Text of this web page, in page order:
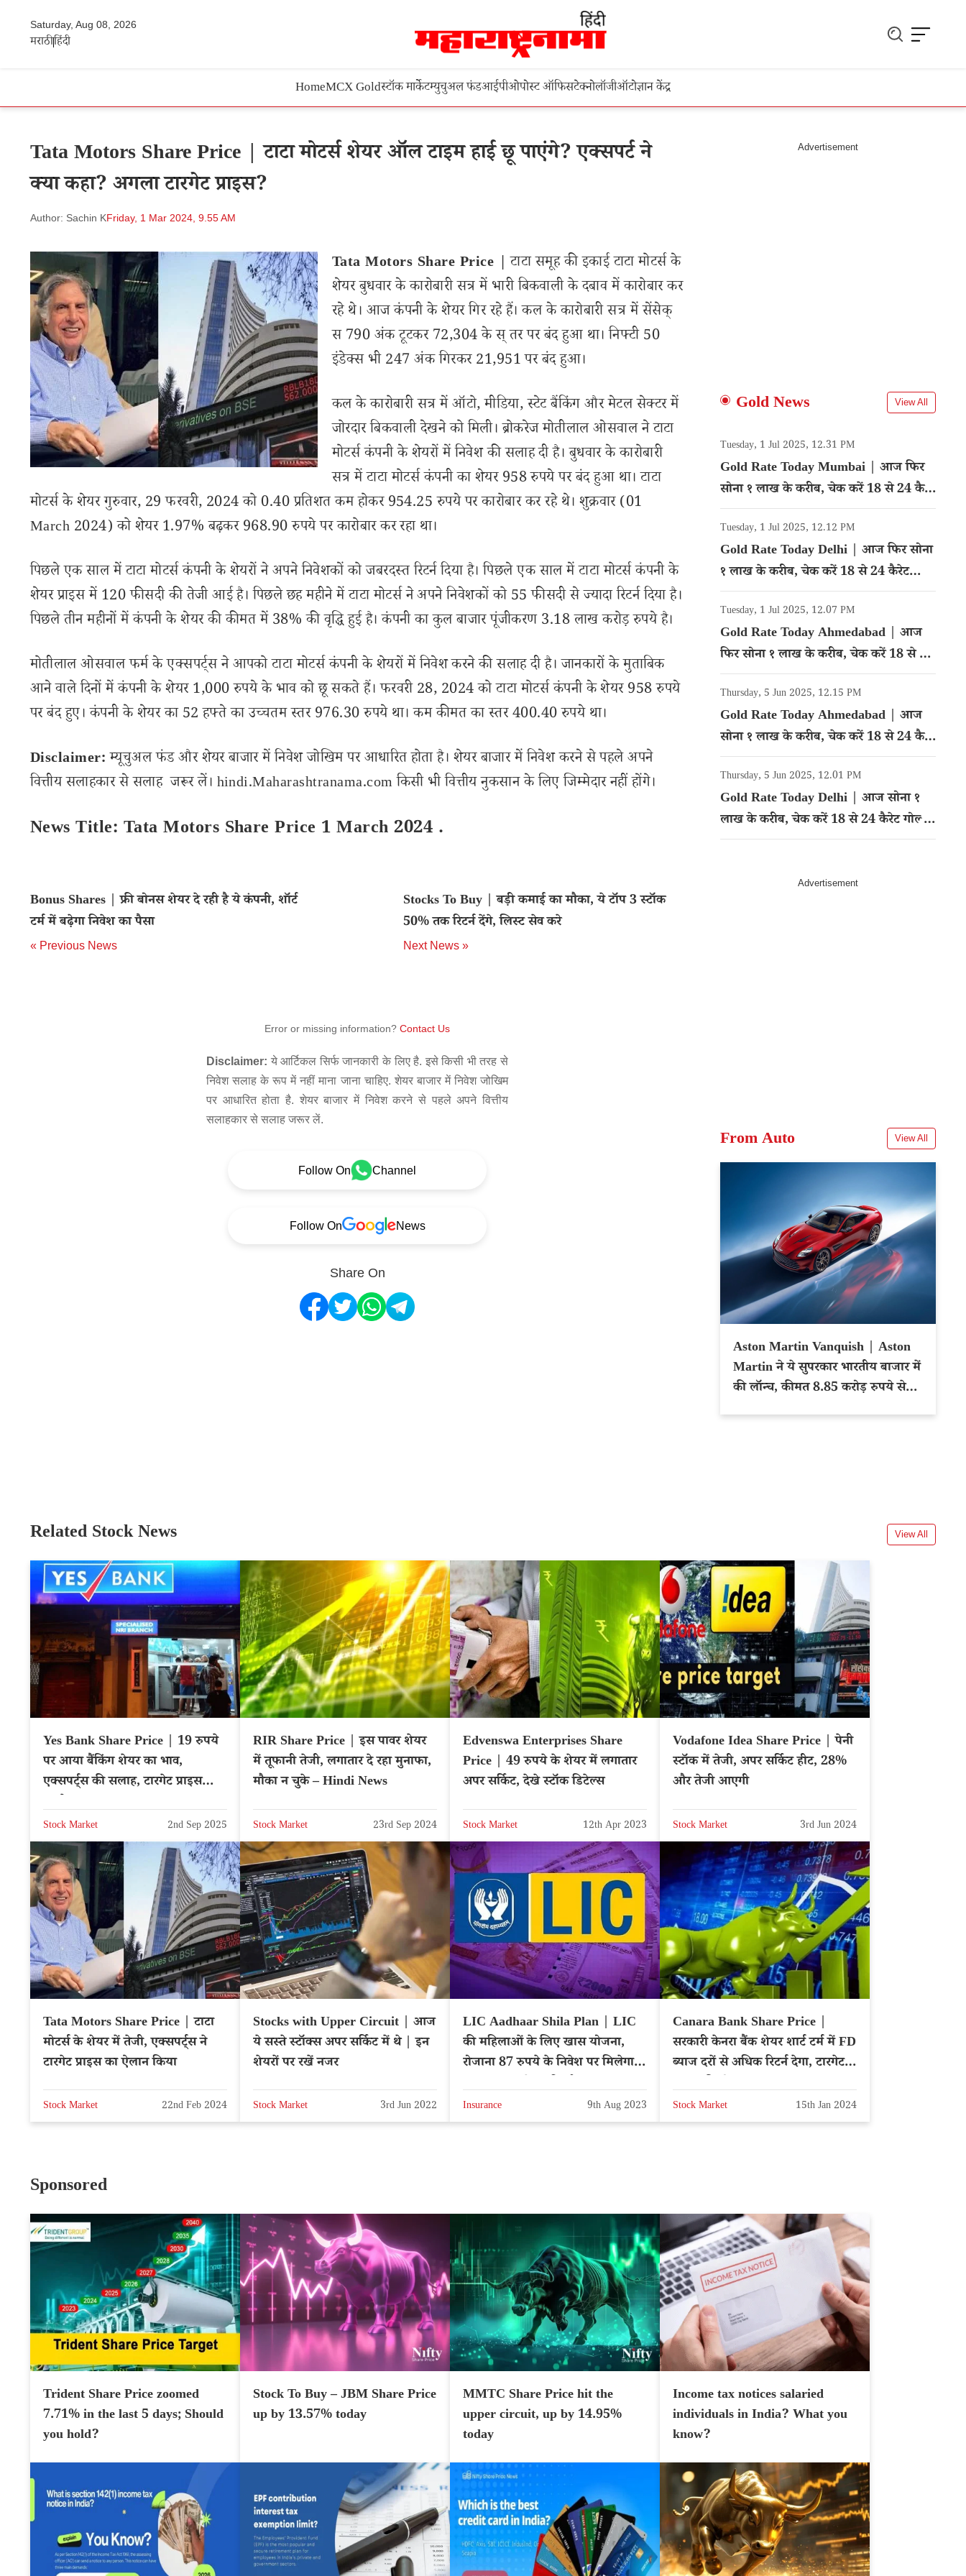
Saturday, Aug 08, 2026
मराठीहिंदी
HomeMCX Goldस्टॉक मार्केटम्युचुअल फंडआईपीओपोस्ट ऑफिसटेक्नोलॉजीऑटोज्ञान केंद्र
Tata Motors Share Price | टाटा मोटर्स शेयर ऑल टाइम हाई छू पाएंगे? एक्सपर्ट ने
क्या कहा? अगला टारगेट प्राइस?
Author: Sachin KFriday, 1 Mar 2024, 9.55 AM
Tata Motors Share Price | टाटा समूह की इकाई टाटा मोटर्स के
शेयर बुधवार के कारोबारी सत्र में भारी बिकवाली के दबाव में कारोबार कर
रहे थे। आज कंपनी के शेयर गिर रहे हैं। कल के कारोबारी सत्र में सेंसेक्
स 790 अंक टूटकर 72,304 के स् तर पर बंद हुआ था। निफ्टी 50
इंडेक्स भी 247 अंक गिरकर 21,951 पर बंद हुआ।
कल के कारोबारी सत्र में ऑटो, मीडिया, स्टेट बैंकिंग और मेटल सेक्टर में
जोरदार बिकवाली देखने को मिली। ब्रोकरेज मोतीलाल ओसवाल ने टाटा
मोटर्स कंपनी के शेयरों में निवेश की सलाह दी है। बुधवार के कारोबारी
सत्र में टाटा मोटर्स कंपनी का शेयर 958 रुपये पर बंद हुआ था। टाटा
मोटर्स के शेयर गुरुवार, 29 फरवरी, 2024 को 0.40 प्रतिशत कम होकर 954.25 रुपये पर कारोबार कर रहे थे। शुक्रवार (01
March 2024) को शेयर 1.97% बढ़कर 968.90 रुपये पर कारोबार कर रहा था।
पिछले एक साल में टाटा मोटर्स कंपनी के शेयरों ने अपने निवेशकों को जबरदस्त रिटर्न दिया है। पिछले एक साल में टाटा मोटर्स कंपनी के
शेयर प्राइस में 120 फीसदी की तेजी आई है। पिछले छह महीने में टाटा मोटर्स ने अपने निवेशकों को 55 फीसदी से ज्यादा रिटर्न दिया है।
पिछले तीन महीनों में कंपनी के शेयर की कीमत में 38% की वृद्धि हुई है। कंपनी का कुल बाजार पूंजीकरण 3.18 लाख करोड़ रुपये है।
मोतीलाल ओसवाल फर्म के एक्सपर्ट्स ने आपको टाटा मोटर्स कंपनी के शेयरों में निवेश करने की सलाह दी है। जानकारों के मुताबिक
आने वाले दिनों में कंपनी के शेयर 1,000 रुपये के भाव को छू सकते हैं। फरवरी 28, 2024 को टाटा मोटर्स कंपनी के शेयर 958 रुपये
पर बंद हुए। कंपनी के शेयर का 52 हफ्ते का उच्चतम स्तर 976.30 रुपये था। कम कीमत का स्तर 400.40 रुपये था।
Disclaimer:म्यूचुअल फंड और शेयर बाजार में निवेश जोखिम पर आधारित होता है। शेयर बाजार में निवेश करने से पहले अपने
वित्तीय सलाहकार से सलाह जरूर लें। hindi.Maharashtranama.com किसी भी वित्तीय नुकसान के लिए जिम्मेदार नहीं होंगे।
News Title: Tata Motors Share Price 1 March 2024 .
Bonus Shares | फ्री बोनस शेयर दे रही है ये कंपनी, शॉर्ट
टर्म में बढ़ेगा निवेश का पैसा
« Previous News
Stocks To Buy | बड़ी कमाई का मौका, ये टॉप 3 स्टॉक
50% तक रिटर्न देंगे, लिस्ट सेव करे
Next News »
Error or missing information? Contact Us
Disclaimer: ये आर्टिकल सिर्फ जानकारी के लिए है. इसे किसी भी तरह से
निवेश सलाह के रूप में नहीं माना जाना चाहिए. शेयर बाजार में निवेश जोखिम
पर आधारित होता है. शेयर बाजार में निवेश करने से पहले अपने वित्तीय
सलाहकार से सलाह जरूर लें.
Follow On Channel
Follow On News
Share On
Gold News View All
Tuesday, 1 Jul 2025, 12.31 PM
Gold Rate Today Mumbai | आज फिर
सोना १ लाख के करीब, चेक करें 18 से 24 कैरेट
गोल्ड का रेट
Tuesday, 1 Jul 2025, 12.12 PM
Gold Rate Today Delhi | आज फिर सोना
१ लाख के करीब, चेक करें 18 से 24 कैरेट
गोल्ड का रेट
Tuesday, 1 Jul 2025, 12.07 PM
Gold Rate Today Ahmedabad | आज
फिर सोना १ लाख के करीब, चेक करें 18 से 24
कैरेट गोल्ड का रेट
Thursday, 5 Jun 2025, 12.15 PM
Gold Rate Today Ahmedabad | आज
सोना १ लाख के करीब, चेक करें 18 से 24 कैरेट
गोल्ड का रेट
Thursday, 5 Jun 2025, 12.01 PM
Gold Rate Today Delhi | आज सोना १
लाख के करीब, चेक करें 18 से 24 कैरेट गोल्ड
का रेट
From Auto View All
Aston Martin Vanquish | Aston
Martin ने ये सुपरकार भारतीय बाजार में
की लॉन्च, कीमत 8.85 करोड़ रुपये से
Related Stock News View All
Yes Bank Share Price | 19 रुपये
पर आया बैंकिंग शेयर का भाव,
एक्सपर्ट्स की सलाह, टारगेट प्राइस
Stock Market 2nd Sep 2025
RIR Share Price | इस पावर शेयर
में तूफानी तेजी, लगातार दे रहा मुनाफा,
मौका न चुके – Hindi News
Stock Market 23rd Sep 2024
Edvenswa Enterprises Share
Price | 49 रुपये के शेयर में लगातार
अपर सर्किट, देखे स्टॉक डिटेल्स
Stock Market 12th Apr 2023
Vodafone Idea Share Price | पेनी
स्टॉक में तेजी, अपर सर्किट हीट, 28%
और तेजी आएगी
Stock Market 3rd Jun 2024
Tata Motors Share Price | टाटा
मोटर्स के शेयर में तेजी, एक्सपर्ट्स ने
टारगेट प्राइस का ऐलान किया
Stock Market 22nd Feb 2024
Stocks with Upper Circuit | आज
ये सस्ते स्टॉक्स अपर सर्किट में थे | इन
शेयरों पर रखें नजर
Stock Market 3rd Jun 2022
LIC Aadhaar Shila Plan | LIC
की महिलाओं के लिए खास योजना,
रोजाना 87 रुपये के निवेश पर मिलेगा
Insurance 9th Aug 2023
Canara Bank Share Price |
सरकारी केनरा बैंक शेयर शार्ट टर्म में FD
ब्याज दरों से अधिक रिटर्न देगा, टारगेट
Stock Market 15th Jan 2024
Sponsored
Trident Share Price zoomed
7.71% in the last 5 days; Should
you hold?
Stock To Buy – JBM Share Price
up by 13.57% today
MMTC Share Price hit the
upper circuit, up by 14.95%
today
Income tax notices salaried
individuals in India? What you
know?